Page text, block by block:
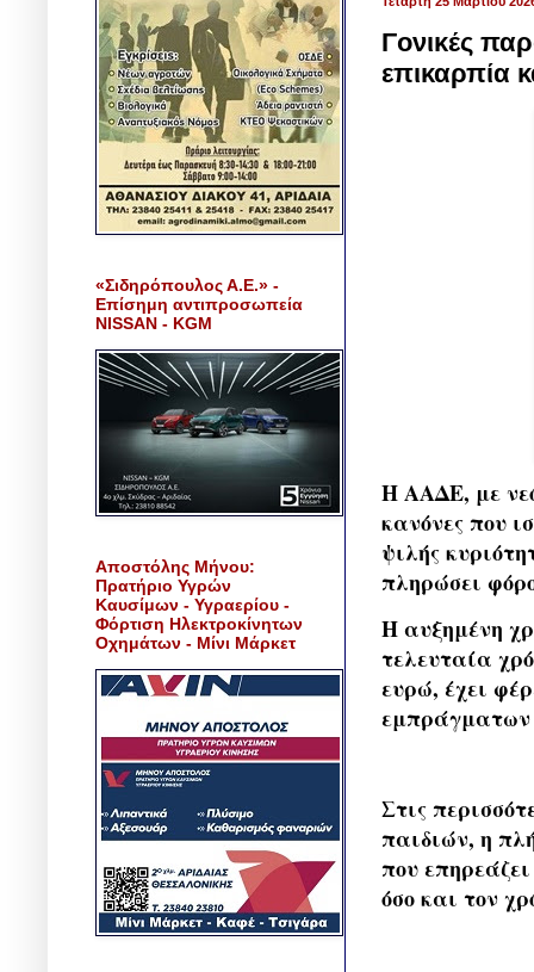
Γονικές
επικαρπία
Η ΑΑΔΕ, με
κανόνες που
ψιλής
πληρώσει
Η αυξημένη
τελευταία
ευρώ, έχει
εμπράγματων
Στις
παιδιών, η
που
όσο και τον
«Σιδηρόπουλος Α.Ε.» -
Επίσημη αντιπροσωπεία
NISSAN - KGM
Αποστόλης Μήνου:
Πρατήριο Υγρών
Καυσίμων - Υγραερίου -
Φόρτιση Ηλεκτροκίνητων
Οχημάτων - Μίνι Μάρκετ